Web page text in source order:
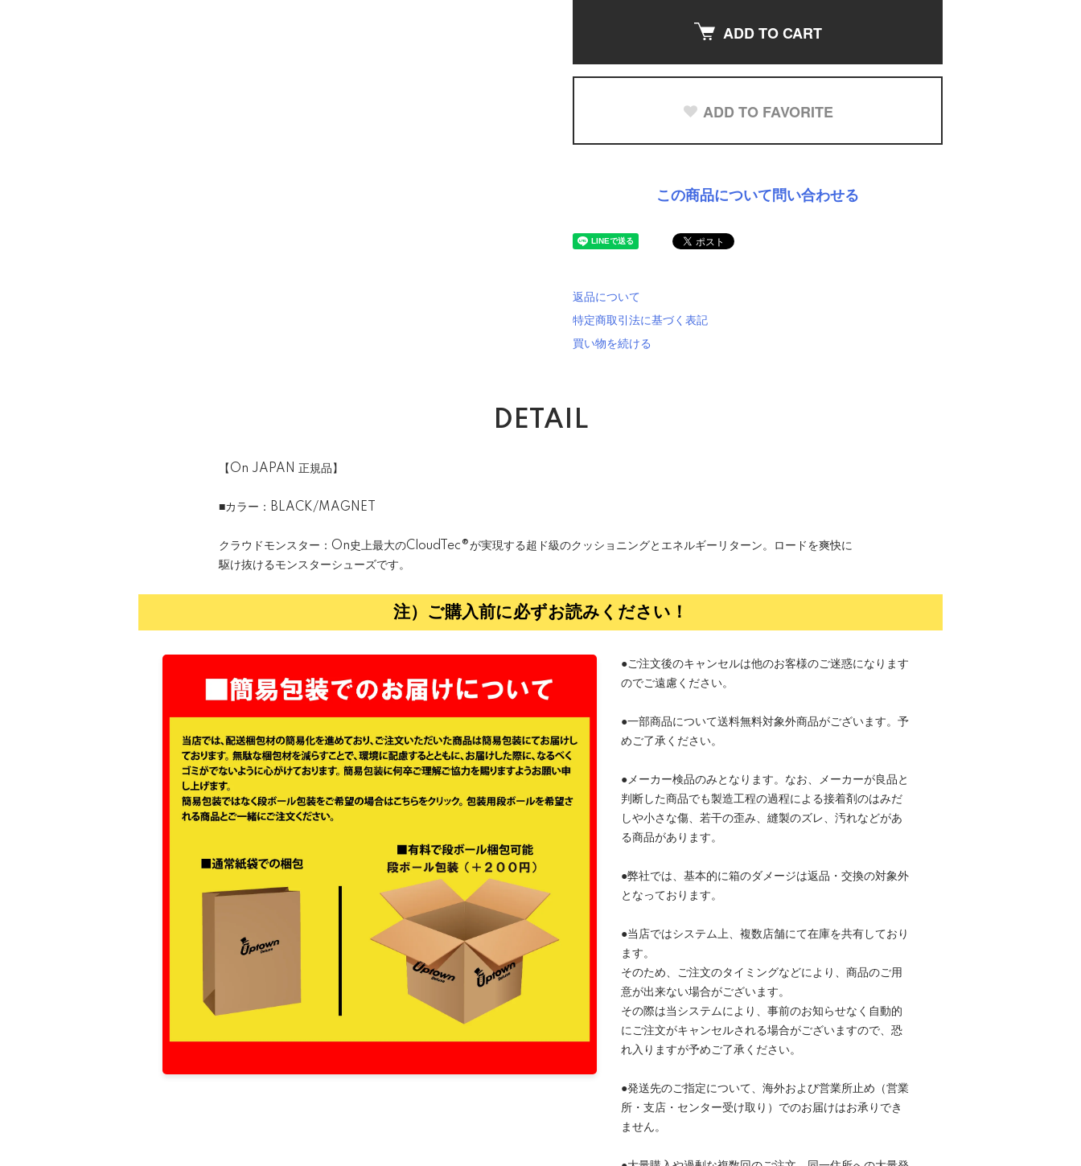
ADD TO CART
ADD TO FAVORITE
この商品について問い合わせる
返品について
特定商取引法に基づく表記
買い物を続ける
DETAIL
【On JAPAN 正規品】
■カラー：BLACK/MAGNET
クラウドモンスター：On史上最大のCloudTec®が実現する超ド級のクッショニングとエネルギーリターン。ロードを爽快に
駆け抜けるモンスターシューズです。
注）ご購入前に必ずお読みください！
●ご注文後のキャンセルは他のお客様のご迷惑になります
のでご遠慮ください。
●一部商品について送料無料対象外商品がございます。予
めご了承ください。
●メーカー検品のみとなります。なお、メーカーが良品と
判断した商品でも製造工程の過程による接着剤のはみだ
しや小さな傷、若干の歪み、縫製のズレ、汚れなどがあ
る商品があります。
●弊社では、基本的に箱のダメージは返品・交換の対象外
となっております。
●当店ではシステム上、複数店舗にて在庫を共有しており
ます。
そのため、ご注文のタイミングなどにより、商品のご用
意が出来ない場合がございます。
その際は当システムにより、事前のお知らせなく自動的
にご注文がキャンセルされる場合がございますので、恐
れ入りますが予めご了承ください。
●発送先のご指定について、海外および営業所止め（営業
所・支店・センター受け取り）でのお届けはお承りでき
ません。